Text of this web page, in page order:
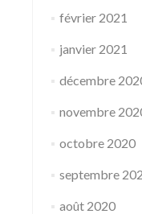
février 2021
janvier 2021
décembre
novembre
octobre 2020
septembre
août 2020